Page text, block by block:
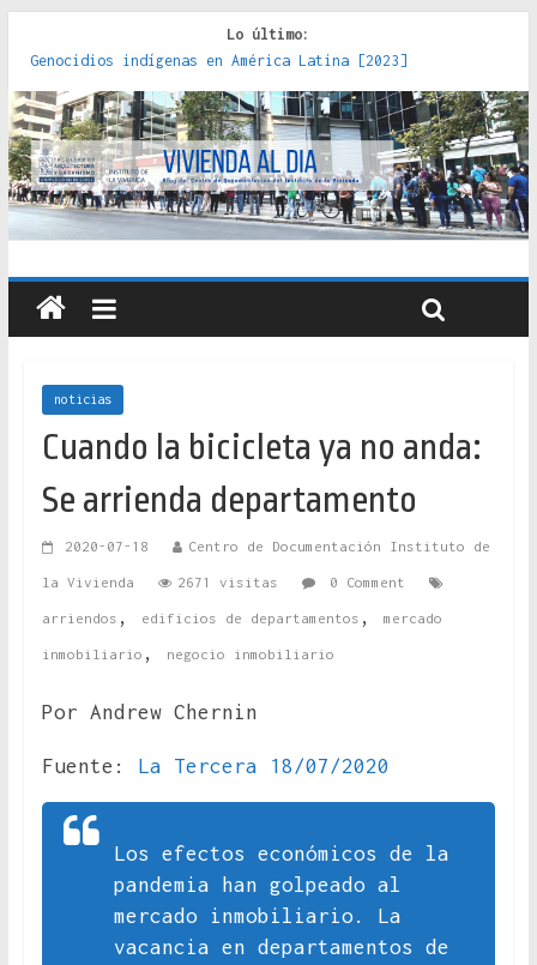
Lo último:
Red de consultorios de la Caja del Seguro Obrero en
Santiago : un patrimonio emblemático [2014]
Genocidios indígenas en América Latina [2023]
Estudios sobre la espacialización de los Estados :
políticas, prácticas y representaciones [2022]
Donde el pedernal choca con el acero : hacia una teoría
crítica de las fronteras latinoamericanas [2020]
Criterios técnicos para una vivienda adecuada [2019]
noticias
Cuando la bicicleta ya no anda:
Se arrienda departamento
2020-07-18 Centro de Documentación Instituto de
la Vivienda 2671 visitas 0 Comment
arriendos , edificios de departamentos , mercado
inmobiliario , negocio inmobiliario
Por Andrew Chernin
Fuente: La Tercera 18/07/2020
Los efectos económicos de la
pandemia han golpeado al
mercado inmobiliario. La
vacancia en departamentos de